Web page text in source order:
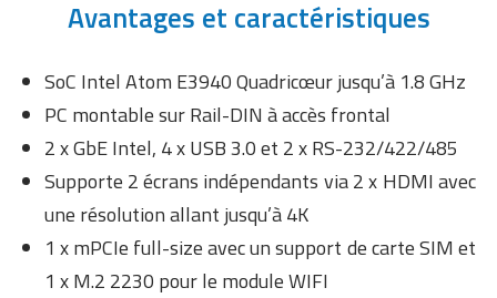
Avantages et caractéristiques
SoC Intel Atom E3940 Quadricœur jusqu’à 1.8 GHz
PC montable sur Rail-DIN à accès frontal
2 x GbE Intel, 4 x USB 3.0 et 2 x RS-232/422/485
Supporte 2 écrans indépendants via 2 x HDMI avec
une résolution allant jusqu’à 4K
1 x mPCIe full-size avec un support de carte SIM et
1 x M.2 2230 pour le module WIFI